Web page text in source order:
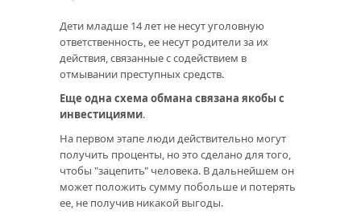
Дети младше 14 лет не несут уголовную
ответственность, ее несут родители за их
действия, связанные с содействием в
отмывании преступных средств.
Еще одна схема обмана связана якобы с
инвестициями.
На первом этапе люди действительно могут
получить проценты, но это сделано для того,
чтобы "зацепить" человека. В дальнейшем он
может положить сумму побольше и потерять
ее, не получив никакой выгоды.